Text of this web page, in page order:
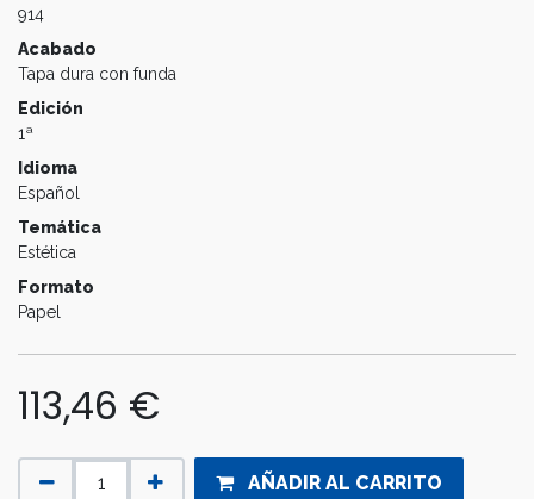
914
Acabado
Tapa dura con funda
Edición
1ª
Idioma
Español
Temática
Estética
Formato
Papel
113,46 €
AÑADIR AL CARRITO